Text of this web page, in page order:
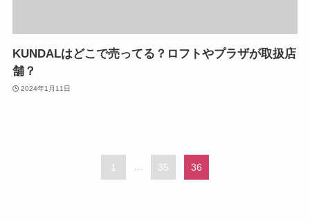
KUNDALはどこで売ってる？ロフトやプラザが取扱店
舗？
2024年1月11日
1 35 36